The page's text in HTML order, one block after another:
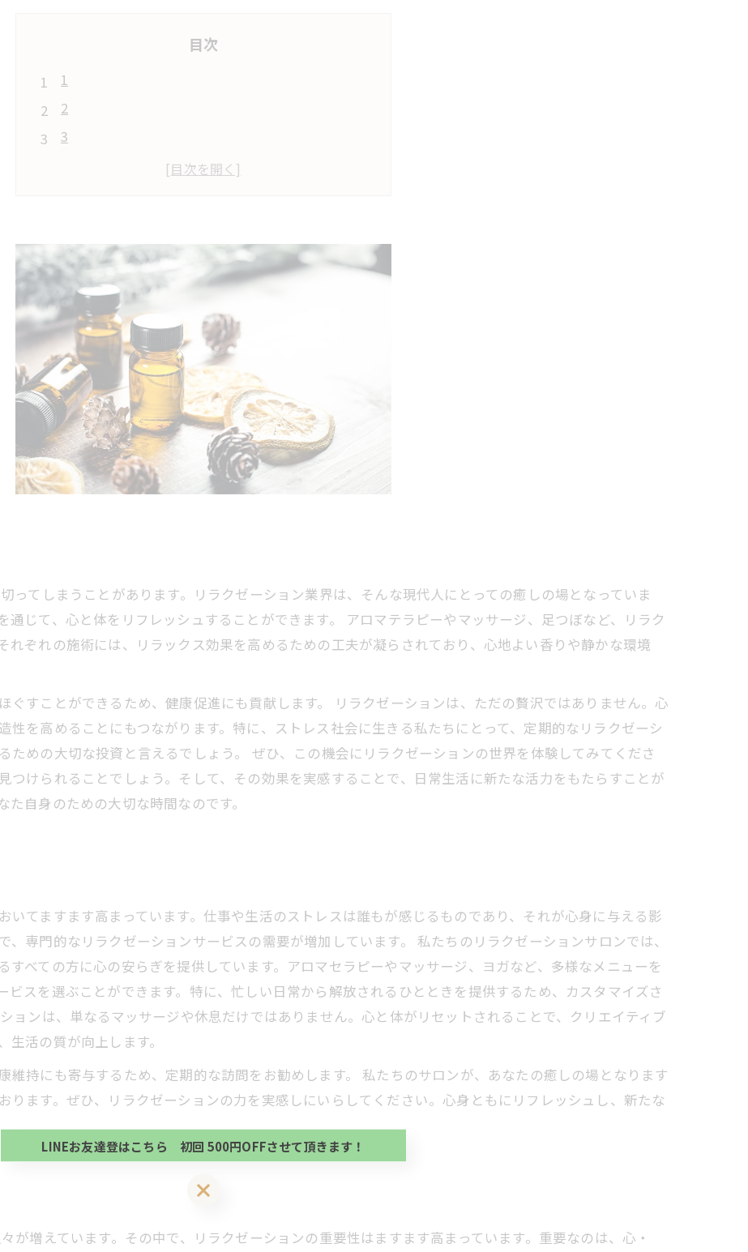
目次
1
2
3
ってしまうことがあります。リラクゼーション業界は、そんな現代人にとっての癒しの場となっていま
通じて、心と体をリフレッシュすることができます。 アロマテラピーやマッサージ、足つぼなど、リラク
れぞれの施術には、リラックス効果を高めるための工夫が凝らされており、心地よい香りや静かな環境
すことができるため、健康促進にも貢献します。 リラクゼーションは、ただの贅沢ではありません。心
性を高めることにもつながります。特に、ストレス社会に生きる私たちにとって、定期的なリラクゼーシ
ための大切な投資と言えるでしょう。 ぜひ、この機会にリラクゼーションの世界を体験してみてくださ
つけられることでしょう。そして、その効果を実感することで、日常生活に新たな活力をもたらすことが
自身のための大切な時間なのです。
いてますます高まっています。仕事や生活のストレスは誰もが感じるものであり、それが心身に与える影
専門的なリラクゼーションサービスの需要が増加しています。 私たちのリラクゼーションサロンでは、
すべての方に心の安らぎを提供しています。アロマセラピーやマッサージ、ヨガなど、多様なメニューを
ビスを選ぶことができます。特に、忙しい日常から解放されるひとときを提供するため、カスタマイズさ
ョンは、単なるマッサージや休息だけではありません。心と体がリセットされることで、クリエイティブ
活の質が向上します。
持にも寄与するため、定期的な訪問をお勧めします。 私たちのサロンが、あなたの癒しの場となります
ります。ぜひ、リラクゼーションの力を実感しにいらしてください。心身ともにリフレッシュし、新たな
が増えています。その中で、リラクゼーションの重要性はますます高まっています。重要なのは、心・
初回 500円OFFさせて頂きます。 既に 追加済の
方、不必要な方 お手数ですが、✖印でお閉じ下さい。
LINEお友達登はこちら 初回 500円OFFさせて頂きます！
当サロンの公式LINE@にお友達登録頂いたお客様は
初回 500円OFFさせて頂きます。 既に 追加済の
LINEお友達登はこちら 初回 500円OFFさせて頂きます！